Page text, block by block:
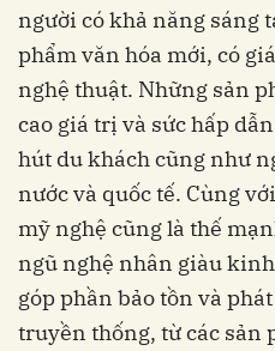
người có khả năng sáng
phẩm văn hóa mới, có
nghệ thuật. Những sản
cao giá trị và sức hấp
hút du khách cũng như
nước và quốc tế. Cùng
mỹ nghệ cũng là thế
ngũ nghệ nhân giàu
góp phần bảo tồn và
truyền thống, từ các sản